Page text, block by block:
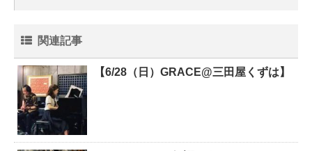
関連記事
【6/28（日）GRACE@三田屋くずは】